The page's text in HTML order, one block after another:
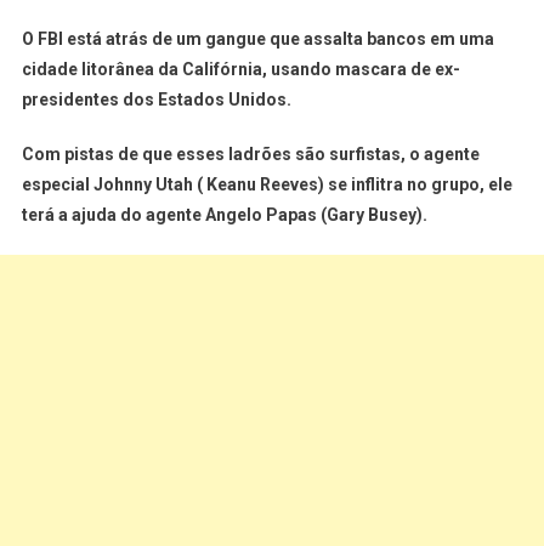
O FBI está atrás de um gangue que assalta bancos em uma
cidade litorânea da Califórnia, usando mascara de ex-
presidentes dos Estados Unidos.
Com pistas de que esses ladrões são surfistas, o agente
especial Johnny Utah ( Keanu Reeves) se inflitra no grupo, ele
terá a ajuda do agente Angelo Papas (Gary Busey).